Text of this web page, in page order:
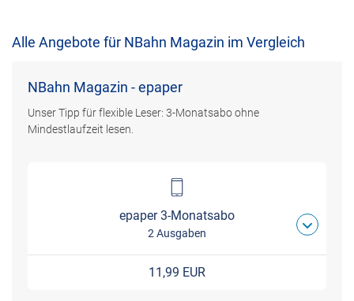
Alle Angebote für NBahn Magazin im Vergleich
NBahn Magazin - epaper
Unser Tipp für flexible Leser: 3-Monatsabo ohne
Mindestlaufzeit lesen.
epaper 3-Monatsabo
2 Ausgaben
11,99 EUR